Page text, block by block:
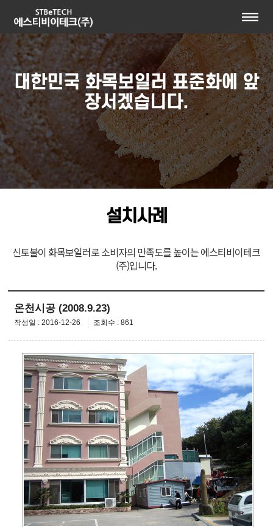
대한민국 화목보일러 표준화에 앞
장서겠습니다.
설치사례
신토불이 화목보일러로 소비자의 만족도를 높이는 에스티비이테크
(주)입니다.
온천시공 (2008.9.23)
작성일 : 2016-12-26 조회수 : 861